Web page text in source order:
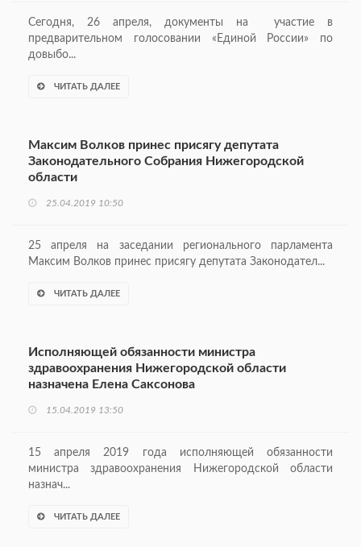
Сегодня, 26 апреля, документы на участие в
предварительном голосовании «Единой России» по
довыбо...
ЧИТАТЬ ДАЛЕЕ
Максим Волков принес присягу депутата
Законодательного Собрания Нижегородской
области
25.04.2019 10:50
25 апреля на заседании регионального парламента
Максим Волков принес присягу депутата Законодател...
ЧИТАТЬ ДАЛЕЕ
Исполняющей обязанности министра
здравоохранения Нижегородской области
назначена Елена Саксонова
15.04.2019 13:50
15 апреля 2019 года исполняющей обязанности
министра здравоохранения Нижегородской области
назнач...
ЧИТАТЬ ДАЛЕЕ